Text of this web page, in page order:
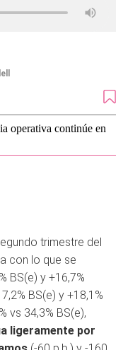
operativa continúe en
trimestre del
con lo que se
BS(e) y +16,7%
BS(e) y +18,1%
vs 34,3% BS(e),
ligeramente por